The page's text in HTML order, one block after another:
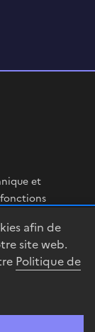
afin de
site web.
Politique de
et